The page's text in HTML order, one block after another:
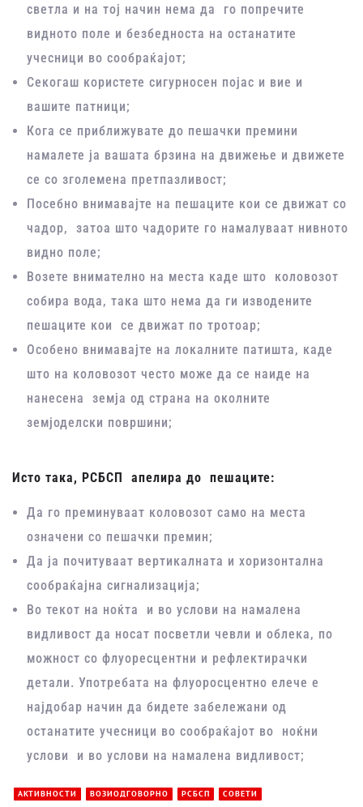
светла и на тој начин нема да го попречите
видното поле и безбедноста на останатите
учесници во сообраќајот;
Секогаш користете сигурносен појас и вие и
вашите патници;
Кога се приближувате до пешачки премини
намалете ја вашата брзина на движење и движете
се со зголемена претпазливост;
Посебно внимавајте на пешаците кои се движат со
чадор, затоа што чадорите го намалуваат нивното
видно поле;
Возете внимателно на места каде што коловозот
собира вода, така што нема да ги изводените
пешаците кои се движат по тротоар;
Особено внимавајте на локалните патишта, каде
што на коловозот често може да се наиде на
нанесена земја од страна на околните
земјоделски површини;
Исто така, РСБСП апелира до пешаците:
Да го преминуваат коловозот само на места
означени со пешачки премин;
Да ја почитуваат вертикалната и хоризонтална
сообраќајна сигнализација;
Во текот на ноќта и во услови на намалена
видливост да носат посветли чевли и облека, по
можност со флуоресцентни и рефлектирачки
детали. Употребата на флуоросцентно елече е
најдобар начин да бидете забележани од
останатите учесници во сообраќајот во ноќни
услови и во услови на намалена видливост;
АКТИВНОСТИ ВОЗИОДГОВОРНО РСБСП СОВЕТИ